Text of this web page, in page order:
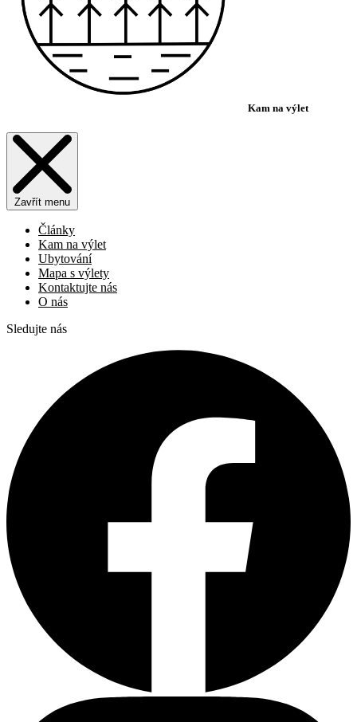
Kam na výlet
Zavřít menu
Články
Kam na výlet
Ubytování
Mapa s výlety
Kontaktujte nás
O nás
Sledujte nás